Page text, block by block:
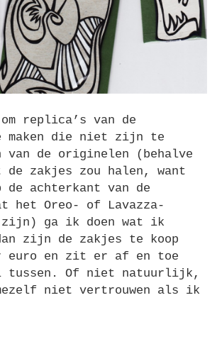
replica’s van de
maken die niet zijn te
van de originelen (behalve
zakjes zou halen, want
achterkant van de
het Oreo- of Lavazza-
zijn) ga ik doen wat ik
zijn de zakjes te koop
euro en zit er af en toe
tussen. Of niet natuurlijk,
niet vertrouwen als ik